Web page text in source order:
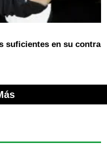
suficientes en su contra